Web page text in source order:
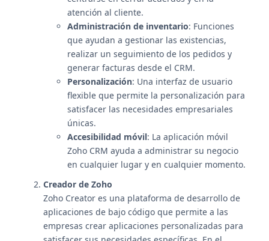
atención al cliente.
Administración de inventario: Funciones
que ayudan a gestionar las existencias,
realizar un seguimiento de los pedidos y
generar facturas desde el CRM.
Personalización: Una interfaz de usuario
flexible que permite la personalización para
satisfacer las necesidades empresariales
únicas.
Accesibilidad móvil: La aplicación móvil
Zoho CRM ayuda a administrar su negocio
en cualquier lugar y en cualquier momento.
Creador de Zoho
Zoho Creator es una plataforma de desarrollo de
aplicaciones de bajo código que permite a las
empresas crear aplicaciones personalizadas para